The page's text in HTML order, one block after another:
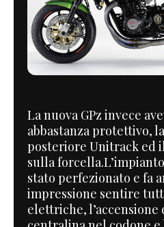
La nuova GPz invece
abbastanza protettivo,
posteriore Unitrack ed
sulla
stato perfezionato e fa
impressione sentire
elettriche,